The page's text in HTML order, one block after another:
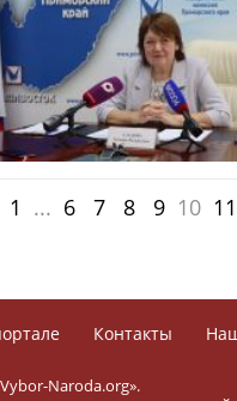
1 ... 6 7 8 9 10 11
Контакты
Naroda.org».